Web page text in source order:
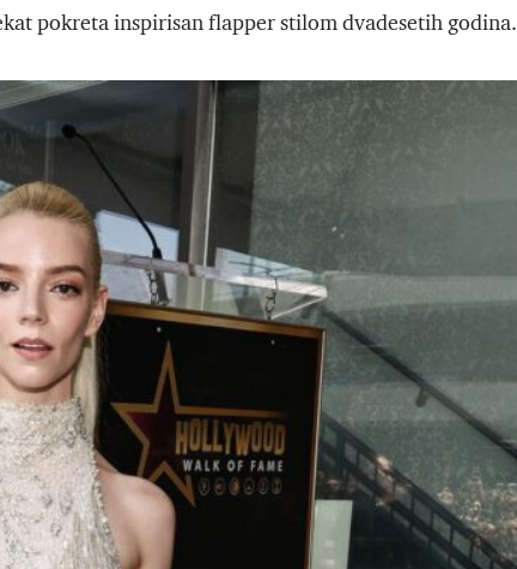
pokreta inspirisan flapper stilom dvadesetih godina.